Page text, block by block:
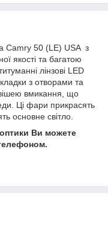
Camry 50 (LE) USA з
якості та багатою
лінзові LED
з отворами та
вмикання, що
Ці фари прикрасять
основне світло.
Ви можете